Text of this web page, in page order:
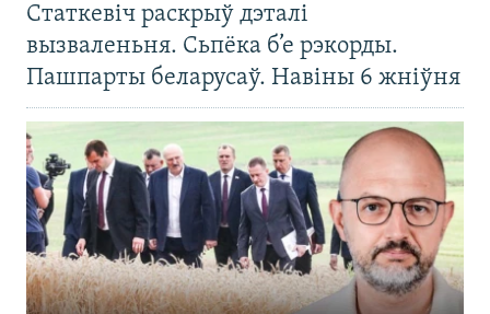
Статкевіч раскрыў дэталі
вызваленьня. Сьпёка б’е рэкорды.
Пашпарты беларусаў. Навіны 6 жніўня